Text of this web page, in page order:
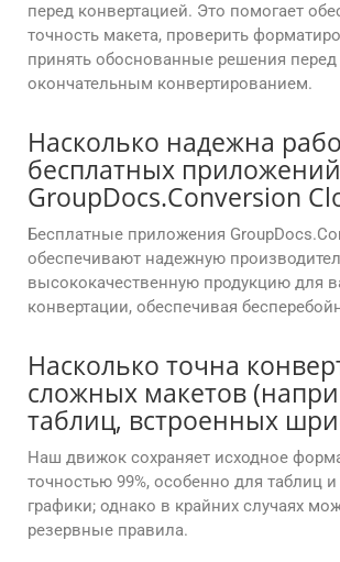
перед конвертацией. Это помогает
точность макета, проверить
принять обоснованные решения перед
окончательным конвертированием.
Насколько надежна
бесплатных приложений
GroupDocs.Conversion
Бесплатные приложения
обеспечивают надежную
высококачественную продукцию для
конвертации, обеспечивая
Насколько точна
сложных макетов
таблиц, встроенных
Наш движок сохраняет исходное
точностью 99%, особенно для таблиц
графики; однако в крайних случаях
резервные правила.